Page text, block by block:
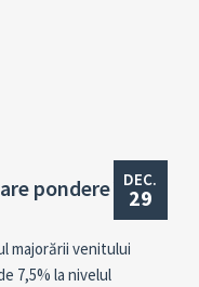
DEC.
29
pondere în
majorării venitului
7,5% la nivelul